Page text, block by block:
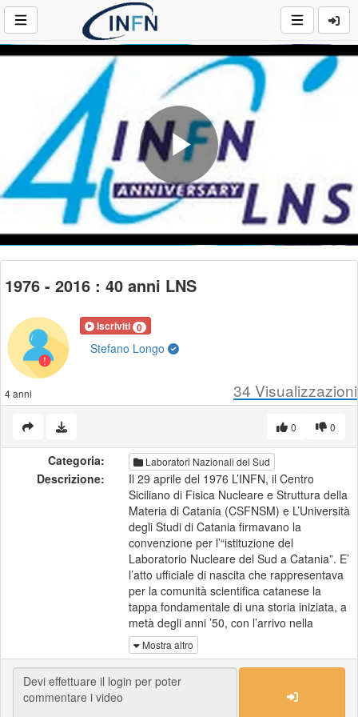
Play
Video
1976 - 2016 : 40 anni LNS
Iscriviti 0
Stefano Longo
4 anni 34 Visualizzazioni
0
0
Categoria: Laboratori Nazionali del Sud
Descrizione:
Il 29 aprile del 1976 L’INFN, il Centro
Siciliano di Fisica Nucleare e Struttura della
Materia di Catania (CSFNSM) e L’Università
degli Studi di Catania firmavano la
convenzione per l’“istituzione del
Laboratorio Nucleare del Sud a Catania”. E’
l’atto ufficiale di nascita che rappresentava
per la comunità scientifica catanese la
tappa fondamentale di una storia iniziata, a
metà degli anni ’50, con l’arrivo nella
vecchia sede del dipartimento di Fisica di
Corso Italia dell’acceleratore Van de Graaf
da 2,5 MV.
Mostra altro